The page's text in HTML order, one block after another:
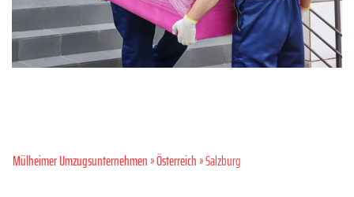
Mülheimer Umzugsunternehmen»Österreich» Salzburg